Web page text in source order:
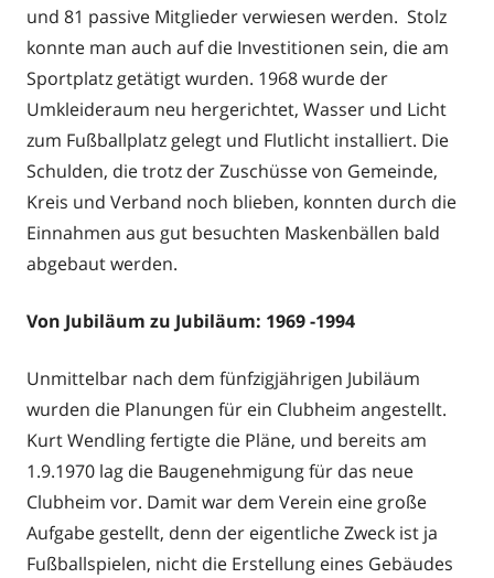
und 81 passive Mitglieder verwiesen werden. Stolz
konnte man auch auf die Investitionen sein, die am
Sportplatz getätigt wurden. 1968 wurde der
Umkleideraum neu hergerichtet, Wasser und Licht
zum Fußballplatz gelegt und Flutlicht installiert. Die
Schulden, die trotz der Zuschüsse von Gemeinde,
Kreis und Verband noch blieben, konnten durch die
Einnahmen aus gut besuchten Maskenbällen bald
abgebaut werden.
Von Jubiläum zu Jubiläum: 1969 -1994
Unmittelbar nach dem fünfzigjährigen Jubiläum
wurden die Planungen für ein Clubheim angestellt.
Kurt Wendling fertigte die Pläne, und bereits am
1.9.1970 lag die Baugenehmigung für das neue
Clubheim vor. Damit war dem Verein eine große
Aufgabe gestellt, denn der eigentliche Zweck ist ja
Fußballspielen, nicht die Erstellung eines Gebäudes